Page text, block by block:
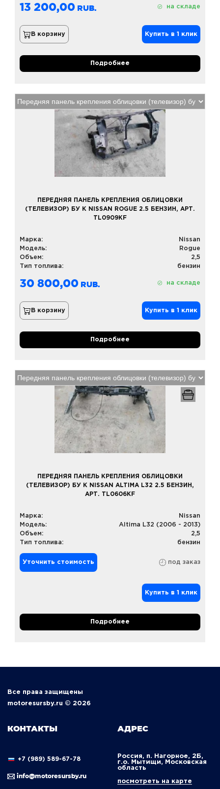
13 200,00 на складе
В корзину Купить в 1 клик
Подробнее
ПЕРЕДНЯЯ ПАНЕЛЬ КРЕПЛЕНИЯ ОБЛИЦОВКИ
(ТЕЛЕВИЗОР) БУ К NISSAN ROGUE 2.5 БЕНЗИН, АРТ.
TL0909KF
Марка:
Nissan
Модель:
Rogue
Объем:
2,5
Тип топлива:
бензин
30 800,00 на складе
В корзину Купить в 1 клик
Подробнее
ПЕРЕДНЯЯ ПАНЕЛЬ КРЕПЛЕНИЯ ОБЛИЦОВКИ
(ТЕЛЕВИЗОР) БУ К NISSAN ALTIMA L32 2.5 БЕНЗИН,
АРТ. TL0606KF
Марка:
Nissan
Модель:
Altima L32 (2006 - 2013)
Объем:
2,5
Тип топлива:
бензин
Уточнить стоимость под заказ
Купить в 1 клик
Подробнее
Все права защищены
motoresursby.ru © 2026
КОНТАКТЫ
+7 (989) 589-67-78
info@motoresursby.ru
АДРЕС
Россия, п. Нагорное, 2Б,
г.о. Мытищи, Московская
область
посмотреть на карте